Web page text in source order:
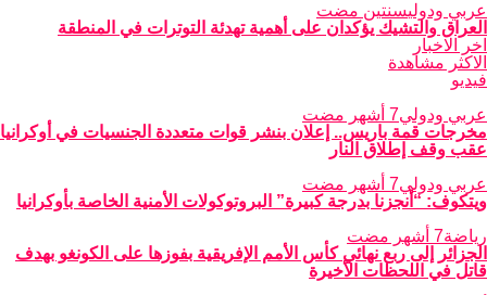
عربي ودوليسنتين مضت
العراق والتشيك يؤكدان على أهمية تهدئة التوترات في المنطقة
اخر الاخبار
الاكثر مشاهدة
فيديو
عربي ودولي7 أشهر مضت
مخرجات قمة باريس.. إعلان بنشر قوات متعددة الجنسيات في أوكرانيا
عقب وقف إطلاق النار
عربي ودولي7 أشهر مضت
ويتكوف: “أنجزنا بدرجة كبيرة” البروتوكولات الأمنية الخاصة بأوكرانيا
رياضة7 أشهر مضت
الجزائر إلى ربع نهائي كأس الأمم الإفريقية بفوزها على الكونغو بهدف
قاتل في اللحظات الأخيرة